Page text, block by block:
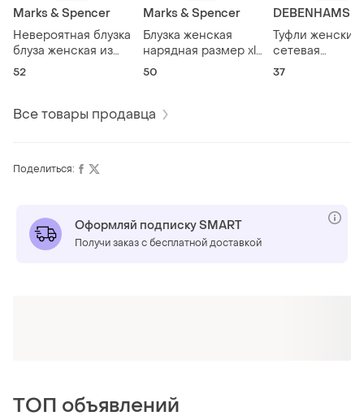
Marks & Spencer
Невероятная блузка
блуза женская из
вискозы и модала
52
Marks & Spencer
Блузка женская
нарядная размер xl
(50)
50
DEBENHAMS
Туфли женские
сетевая
невероятные
37
Все товары продавца
Поделиться:
Оформляй подписку SMART
Получи заказ с бесплатной доставкой